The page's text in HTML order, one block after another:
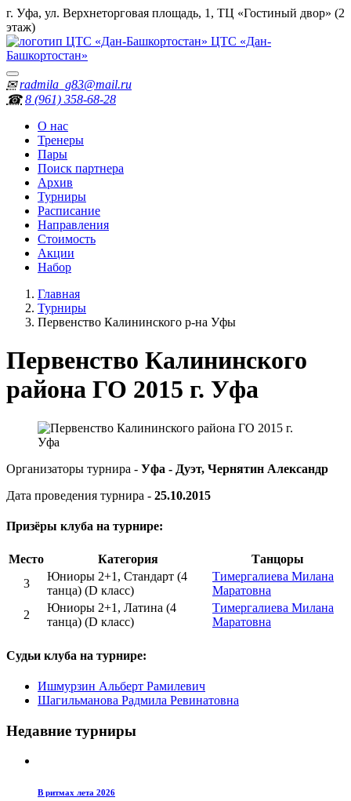
г. Уфа, ул. Верхнеторговая площадь, 1, ТЦ «Гостиный двор» (2
этаж)
ЦТС «Дан-
Башкортостан»
✉ radmila_g83@mail.ru
☎ 8 (961) 358‑68‑28
О нас
Тренеры
Пары
Поиск партнера
Архив
Турниры
Расписание
Направления
Стоимость
Акции
Набор
Главная
Турниры
Первенство Калининского р-на Уфы
Первенство Калининского
района ГО 2015 г. Уфа
Организаторы турнира - Уфа - Дуэт, Чернятин Александр
Дата проведения турнира - 25.10.2015
Призёры клуба на турнире:
Место Категория
Танцоры
3
Юниоры 2+1, Стандарт (4
танца) (D класс)
Тимергалиева Милана
Маратовна
2
Юниоры 2+1, Латина (4
танца) (D класс)
Тимергалиева Милана
Маратовна
Судьи клуба на турнире:
Ишмурзин Альберт Рамилевич
Шагильманова Радмила Ревинатовна
Недавние турниры
В ритмах лета 2026